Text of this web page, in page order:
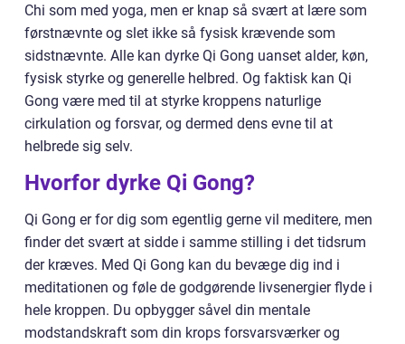
Chi som med yoga, men er knap så svært at lære som
førstnævnte og slet ikke så fysisk krævende som
sidstnævnte. Alle kan dyrke Qi Gong uanset alder, køn,
fysisk styrke og generelle helbred. Og faktisk kan Qi
Gong være med til at styrke kroppens naturlige
cirkulation og forsvar, og dermed dens evne til at
helbrede sig selv.
Hvorfor dyrke Qi Gong?
Qi Gong er for dig som egentlig gerne vil meditere, men
finder det svært at sidde i samme stilling i det tidsrum
der kræves. Med Qi Gong kan du bevæge dig ind i
meditationen og føle de godgørende livsenergier flyde i
hele kroppen. Du opbygger såvel din mentale
modstandskraft som din krops forsvarsværker og